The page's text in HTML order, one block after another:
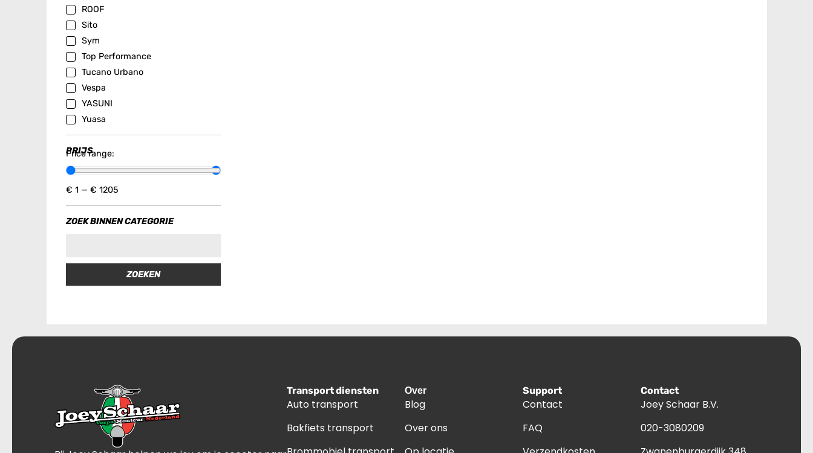
ROOF
Sito
Sym
Top Performance
Tucano Urbano
Vespa
YASUNI
Yuasa
PRIJS
Price range:
€ 1 — € 1205
ZOEK BINNEN CATEGORIE
ZOEKEN
Transport diensten
Auto transport
Bakfiets transport
Over
Blog
Over ons
Support
Contact
FAQ
Contact
Joey Schaar B.V.
020-3080209